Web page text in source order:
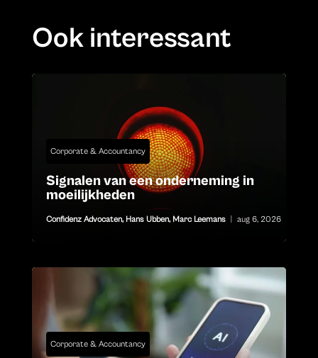
Ook interessant
Corporate & Accountancy
Signalen van een onderneming in
moeilijkheden
Confidenz Advocaten, Hans Ubben, Marc Leemans aug 6, 2026
Corporate & Accountancy